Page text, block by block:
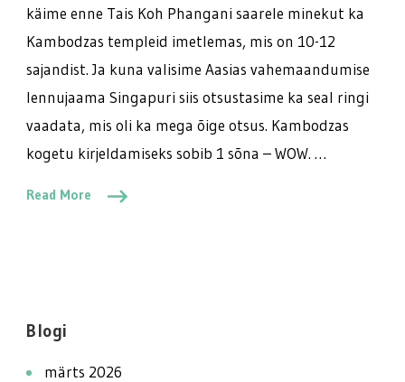
käime enne Tais Koh Phangani saarele minekut ka
Kambodzas templeid imetlemas, mis on 10-12
sajandist. Ja kuna valisime Aasias vahemaandumise
lennujaama Singapuri siis otsustasime ka seal ringi
vaadata, mis oli ka mega õige otsus. Kambodzas
kogetu kirjeldamiseks sobib 1 sõna – WOW. …
Read More
Blogi
märts 2026